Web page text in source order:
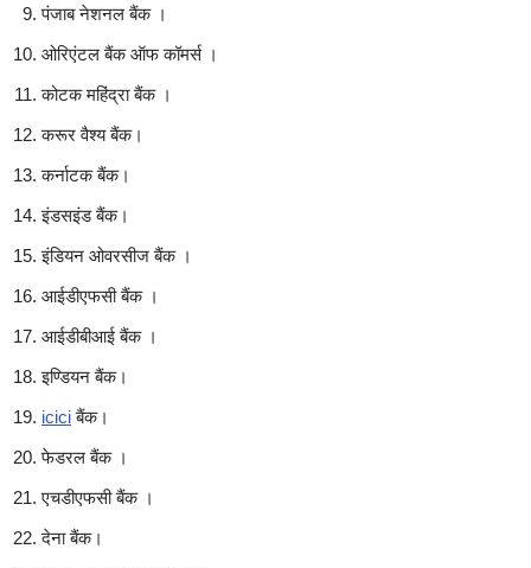
पंजाब नेशनल बैंक ।
ओरिएंटल बैंक ऑफ कॉमर्स ।
कोटक महिंद्रा बैंक ।
करूर वैश्य बैंक।
कर्नाटक बैंक।
इंडसइंड बैंक।
इंडियन ओवरसीज बैंक ।
आईडीएफसी बैंक ।
आईडीबीआई बैंक ।
इण्डियन ‌बैंक।
iciciबैंक।
फेडरल बैंक ।
एचडीएफसी बैंक ।
देना बैंक।